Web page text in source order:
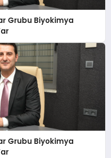
Grubu Biyokimya
Grubu Biyokimya